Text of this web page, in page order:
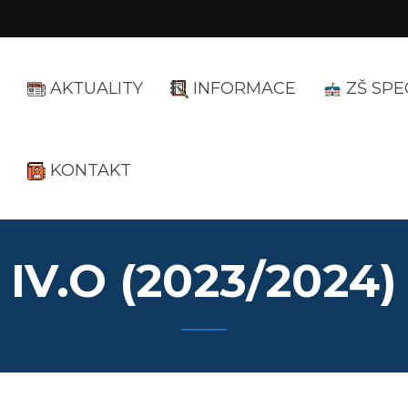
AKTUALITY INFORMACE ZŠ
KONTAKT
IV.O (2023/2024)